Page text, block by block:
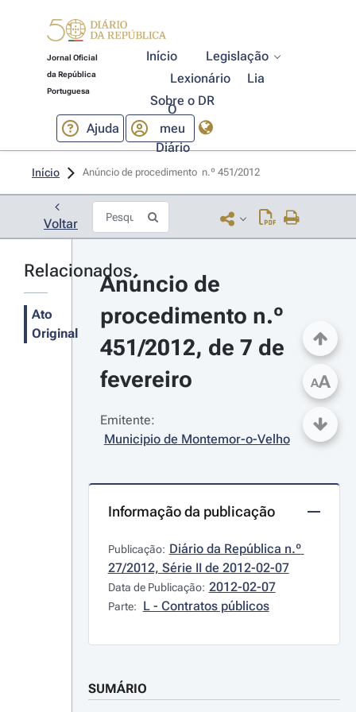
Jornal Oficial
da República
Portuguesa
Início
Legislação
Lexionário
Lia
Sobre o DR
Ajuda
O
meu
Diário
Início Anúncio de procedimento  n.º 451/2012
Voltar
Relacionados
Ato
Original
Anúncio de
procedimento n.º
451/2012, de 7 de
fevereiro
Emitente:
Municipio de Montemor-o-Velho
Informação da publicação
Publicação: Diário da República n.º
27/2012, Série II de 2012-02-07
Data de Publicação: 2012-02-07
Parte: L - Contratos públicos
SUMÁRIO
AA